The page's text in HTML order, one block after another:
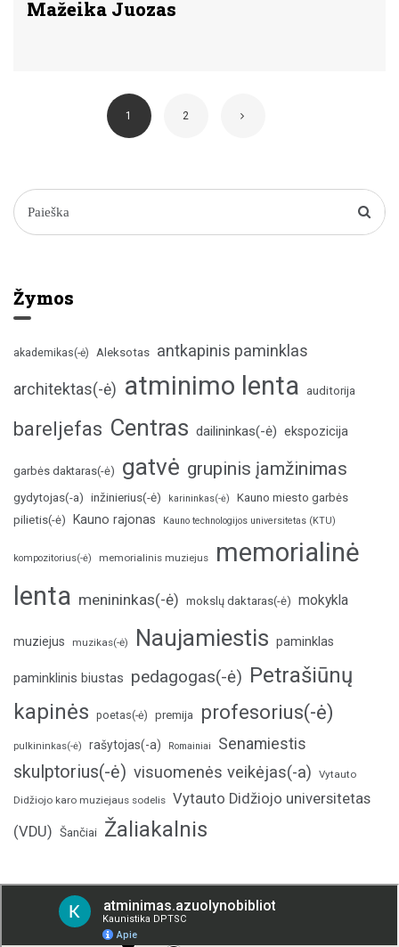
Mažeika Juozas
1 2
Žymos
akademikas(-ė) Aleksotas antkapinis paminklas
architektas(-ė) atminimo lenta auditorija
bareljefas Centras dailininkas(-ė) ekspozicija
garbės daktaras(-ė) gatvė grupinis įamžinimas
gydytojas(-a) inžinierius(-ė) karininkas(-ė)
Kauno miesto garbės
pilietis(-ė)
Kauno rajonas Kauno technologijos universitetas (KTU)
kompozitorius(-ė) memorialinis muziejus
memorialinė
lenta menininkas(-ė) mokslų daktaras(-ė) mokykla
muziejus muzikas(-ė) Naujamiestis paminklas
paminklinis biustas pedagogas(-ė) Petrašiūnų
kapinės poetas(-ė) premija profesorius(-ė)
pulkininkas(-ė) rašytojas(-a) Romainiai Senamiestis
skulptorius(-ė) visuomenės veikėjas(-a) Vytauto
Didžiojo karo muziejaus sodelis Vytauto Didžiojo universitetas
(VDU) Šančiai Žaliakalnis